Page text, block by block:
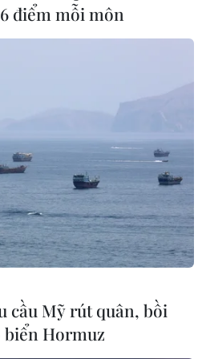
Bình
Thái Nguyên
Hậu Giang
điểm mỗi môn
cầu Mỹ rút quân, bồi
biển Hormuz